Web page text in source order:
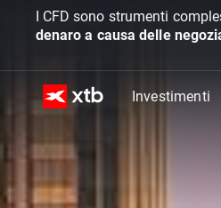
I CFD sono strumenti
denaro a causa delle
Investimenti